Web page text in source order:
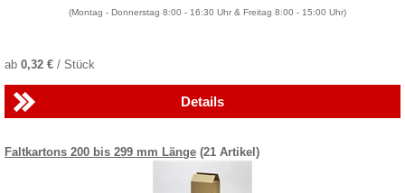
(Montag - Donnerstag 8:00 - 16:30 Uhr & Freitag 8:00 - 15:00 Uhr)
ab 0,32 € / Stück
Details
Faltkartons 200 bis 299 mm Länge (21 Artikel)